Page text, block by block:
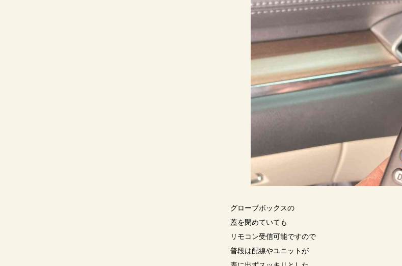
グローブボックスの
蓋を閉めていても
リモコン受信可能ですので
普段は配線やユニットが